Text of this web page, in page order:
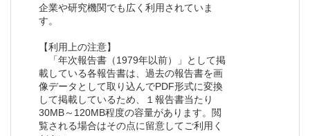
企業や研究機関でも広く利用されていま
す。
【利用上の注意】
「年次報告書（1979年以前）」として掲
載している各報告書は、過去の報告書を画
像データとして取り込んでPDF形式に変換
して掲載しているため、１報告書当たり
30MB～120MB程度の容量があります。閲
覧される場合はその点に留意してご利用く